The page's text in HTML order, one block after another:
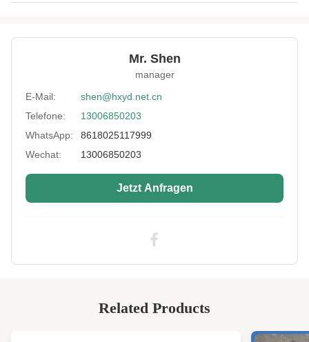
Thickness: 1-7 mm oder angepasst
Schwarz, Beige, Weiß, maßgeschneidert
Usage: Neoprenprodukt
Feature: Wasserdicht, winddicht
Material: SBR/ SCR/ Cr
Badekleidung, Trockenkleidung oder andere
Kleidung
3 mm weiches Neopren-Rohrblech
Mr. Shen
manager
E-Mail:
shen@hxyd.net.cn
Telefone:
13006850203
WhatsApp:
8618025117999
Wechat:
13006850203
Jetzt Anfragen
Related Products